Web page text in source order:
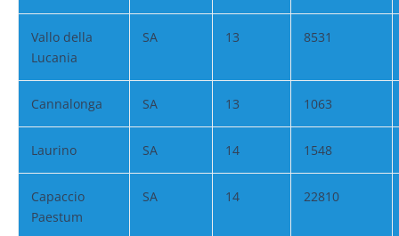
Vallo della
Lucania
SA 13 8531
Cannalonga SA 13 1063
Laurino SA 14 1548
Capaccio
Paestum
SA 14 22810